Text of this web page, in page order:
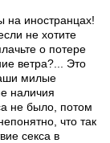
на иностранцах!
не хотите
о потере
ветра?... Это
милые
наличия
не было, потом
что так
секса в